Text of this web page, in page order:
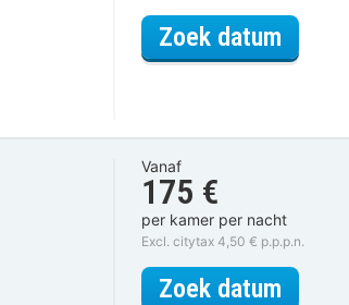
Zoek datum
Vanaf
175 €
per kamer per nacht
Excl. citytax 4,50 € p.p.p.n.
Zoek datum